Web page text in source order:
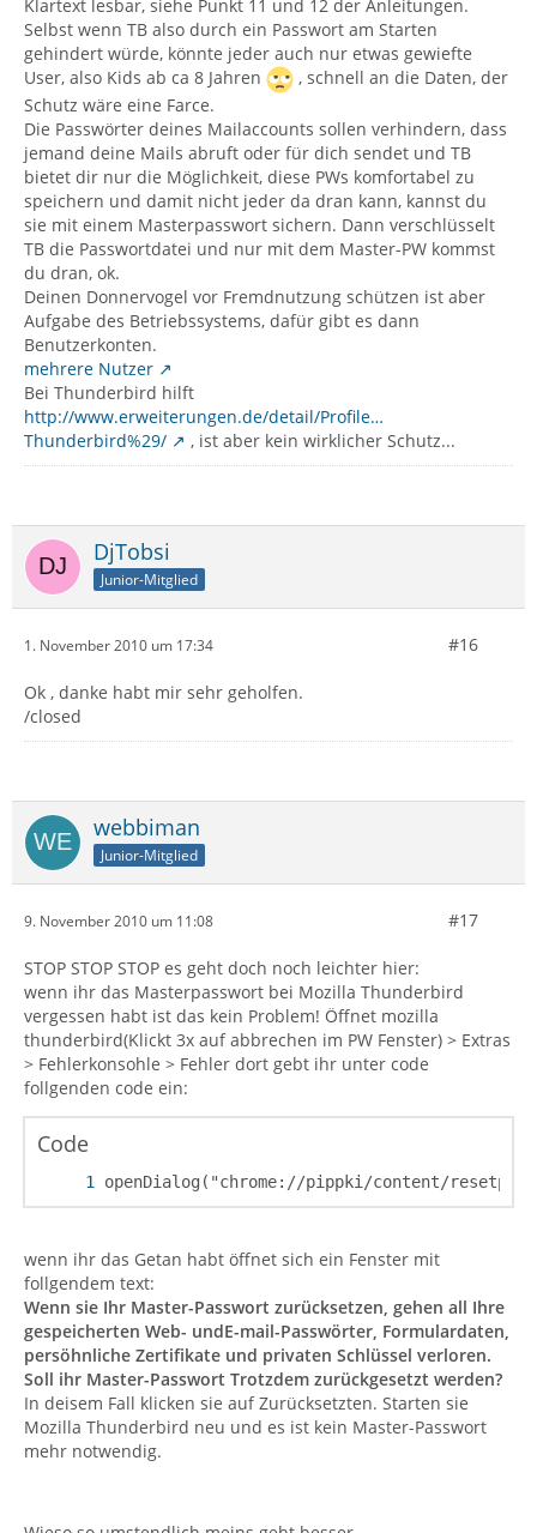
Klartext lesbar, siehe Punkt 11 und 12 der Anleitungen.
Selbst wenn TB also durch ein Passwort am Starten
gehindert würde, könnte jeder auch nur etwas gewiefte
User, also Kids ab ca 8 Jahren
, schnell an die Daten, der
Schutz wäre eine Farce.
Die Passwörter deines Mailaccounts sollen verhindern, dass
jemand deine Mails abruft oder für dich sendet und TB
bietet dir nur die Möglichkeit, diese PWs komfortabel zu
speichern und damit nicht jeder da dran kann, kannst du
sie mit einem Masterpasswort sichern. Dann verschlüsselt
TB die Passwortdatei und nur mit dem Master-PW kommst
du dran, ok.
Deinen Donnervogel vor Fremdnutzung schützen ist aber
Aufgabe des Betriebssystems, dafür gibt es dann
Benutzerkonten.
mehrere Nutzer
Bei Thunderbird hilft
http://www.erweiterungen.de/detail/Profile…
Thunderbird%29/
, ist aber kein wirklicher Schutz...
DjTobsi
Junior-Mitglied
1. November 2010 um 17:34 #16
Ok , danke habt mir sehr geholfen.
/closed
webbiman
Junior-Mitglied
9. November 2010 um 11:08 #17
STOP STOP STOP es geht doch noch leichter hier:
wenn ihr das Masterpasswort bei Mozilla Thunderbird
vergessen habt ist das kein Problem! Öffnet mozilla
thunderbird(Klickt 3x auf abbrechen im PW Fenster) > Extras
> Fehlerkonsohle > Fehler dort gebt ihr unter code
follgenden code ein:
Code
openDialog("chrome://pippki/content/
wenn ihr das Getan habt öffnet sich ein Fenster mit
follgendem text:
Wenn sie Ihr Master-Passwort zurücksetzen, gehen all Ihre
gespeicherten Web- undE-mail-Passwörter, Formulardaten,
persöhnliche Zertifikate und privaten Schlüssel verloren.
Soll ihr Master-Passwort Trotzdem zurückgesetzt werden?
In deisem Fall klicken sie auf Zurücksetzten. Starten sie
Mozilla Thunderbird neu und es ist kein Master-Passwort
mehr notwendig.